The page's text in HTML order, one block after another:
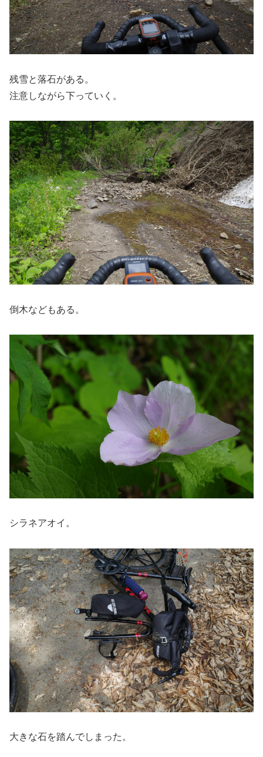
残雪と落石がある。
注意しながら下っていく。
倒木などもある。
シラネアオイ。
大きな石を踏んでしまった。